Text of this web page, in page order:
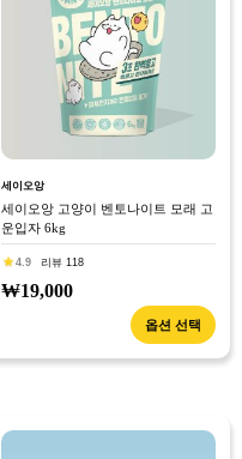
세이오앙
세이오앙 고양이 벤토나이트 모래 고
운입자 6kg
4.9 리뷰 118
₩19,000
옵션 선택